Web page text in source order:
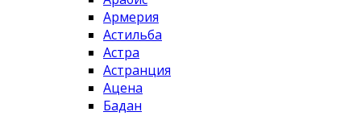
Армерия
Астильба
Астра
Астранция
Ацена
Бадан